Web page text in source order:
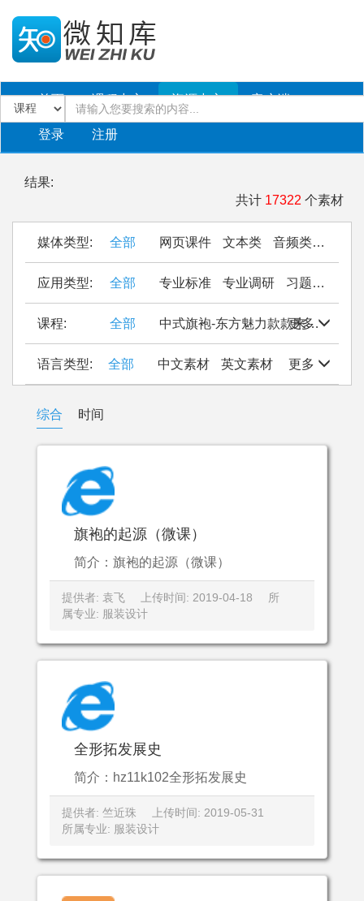
首页 课程中心 资源中心 客户端
登录 注册
结果:
共计 17322 个素材
媒体类型: 全部 网页课件 文本类 音频类
应用类型: 全部 专业标准 专业调研 习题作业
更多
课程: 全部 中式旗袍-东方魅力款款来 Seal
更多
语言类型: 全部 中文素材 英文素材
综合 时间
旗袍的起源（微课）
简介：旗袍的起源（微课）
提供者: 袁飞 上传时间: 2019-04-18
所
属专业: 服装设计
全形拓发展史
简介：hz11k102全形拓发展史
提供者: 竺近珠
上传时间: 2019-05-31
所属专业: 服装设计